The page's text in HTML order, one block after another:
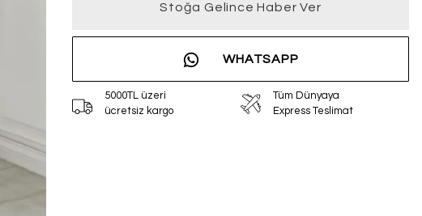
Stoğa Gelince Haber Ver
WHATSAPP
5000TL üzeri
ücretsiz kargo
Tüm Dünyaya
Express Teslimat